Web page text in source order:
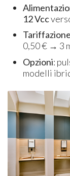
12 Vcc
Tariffazione
0,50 € → 3
Opzioni:
modelli